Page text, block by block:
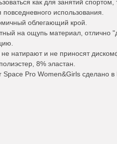
как для занятий
повседневного использования.
облегающий крой.
на ощупь материал, отлично
натирают и не приносят
8% эластан.
Space Pro Women&Girls сделано